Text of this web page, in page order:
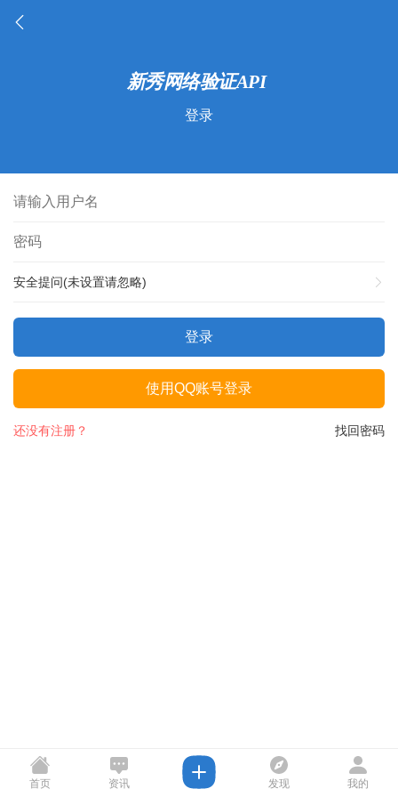
登录
安全提问(未设置请忽略)
登录
使用QQ账号登录
找回密码
还没有注册？
首页 资讯 发现 我的